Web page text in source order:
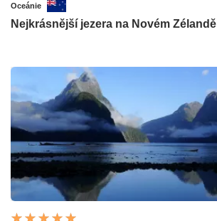
Oceánie
Nejkrásnější jezera na Novém Zélandě